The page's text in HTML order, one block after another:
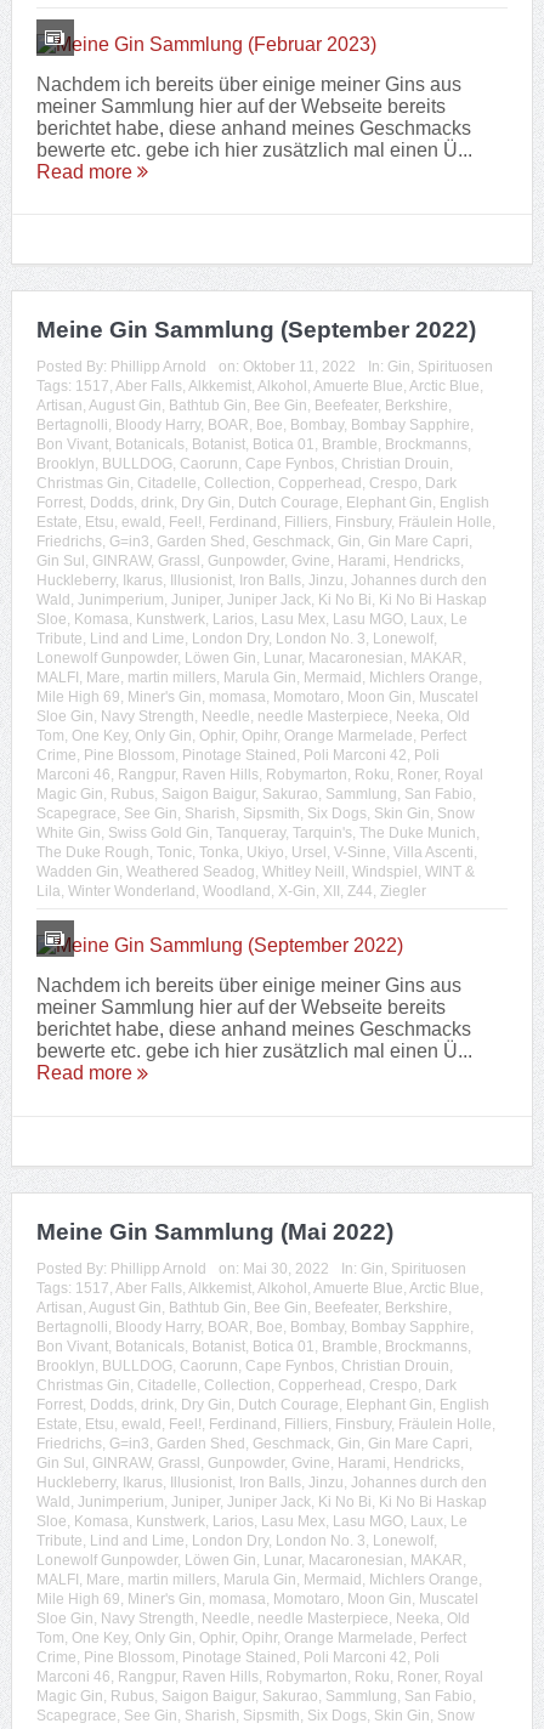
Nachdem ich bereits über einige meiner Gins aus
meiner Sammlung hier auf der Webseite bereits
berichtet habe, diese anhand meines Geschmacks
bewerte etc. gebe ich hier zusätzlich mal einen Ü...
Read more
Meine Gin Sammlung (September 2022)
Posted By: Phillipp Arnold on: Oktober 11, 2022 In: Gin, Spirituosen
Tags: 1517, Aber Falls, Alkkemist, Alkohol , Amuerte Blue, Arctic Blue,
Artisan, August Gin, Bathtub Gin, Bee Gin, Beefeater, Berkshire,
Bertagnolli, Bloody Harry, BOAR, Boe, Bombay, Bombay Sapphire,
Bon Vivant, Botanicals, Botanist, Botica 01, Bramble, Brockmanns,
Brooklyn, BULLDOG, Caorunn, Cape Fynbos, Christian Drouin,
Christmas Gin, Citadelle, Collection, Copperhead , Crespo, Dark
Forrest, Dodds, drink, Dry Gin, Dutch Courage, Elephant Gin, English
Estate, Etsu, ewald , Feel!, Ferdinand , Filliers, Finsbury, Fräulein Holle,
Friedrichs, G=in3, Garden Shed , Geschmack, Gin, Gin Mare Capri,
Gin Sul , GINRAW, Grassl , Gunpowder, Gvine, Harami, Hendricks,
Huckleberry, Ikarus, Illusionist, Iron Balls, Jinzu, Johannes durch den
Wald , Junimperium, Juniper, Juniper Jack, Ki No Bi, Ki No Bi Haskap
Sloe, Komasa, Kunstwerk, Larios, Lasu Mex, Lasu MGO, Laux, Le
Tribute, Lind and Lime, London Dry, London No. 3, Lonewolf,
Lonewolf Gunpowder, Löwen Gin, Lunar, Macaronesian, MAKAR,
MALFI , Mare, martin millers, Marula Gin, Mermaid , Michlers Orange,
Mile High 69, Miner's Gin, momasa, Momotaro, Moon Gin, Muscatel
Sloe Gin, Navy Strength, Needle, needle Masterpiece, Neeka, Old
Tom, One Key, Only Gin, Ophir, Opihr, Orange Marmelade, Perfect
Crime, Pine Blossom, Pinotage Stained , Poli Marconi 42, Poli
Marconi 46, Rangpur, Raven Hills, Robymarton, Roku, Roner, Royal
Magic Gin, Rubus, Saigon Baigur, Sakurao, Sammlung, San Fabio,
Scapegrace, See Gin, Sharish, Sipsmith, Six Dogs, Skin Gin, Snow
White Gin, Swiss Gold Gin, Tanqueray, Tarquin's, The Duke Munich,
The Duke Rough, Tonic, Tonka, Ukiyo, Ursel , V-Sinne, Villa Ascenti,
Wadden Gin, Weathered Seadog, Whitley Neill , Windspiel , WINT &
Lila, Winter Wonderland , Woodland , X-Gin, XII , Z44, Ziegler
Nachdem ich bereits über einige meiner Gins aus
meiner Sammlung hier auf der Webseite bereits
berichtet habe, diese anhand meines Geschmacks
bewerte etc. gebe ich hier zusätzlich mal einen Ü...
Read more
Meine Gin Sammlung (Mai 2022)
Posted By: Phillipp Arnold on: Mai 30, 2022 In: Gin, Spirituosen
Tags: 1517, Aber Falls, Alkkemist, Alkohol , Amuerte Blue, Arctic Blue,
Artisan, August Gin, Bathtub Gin, Bee Gin, Beefeater, Berkshire,
Bertagnolli, Bloody Harry, BOAR, Boe, Bombay, Bombay Sapphire,
Bon Vivant, Botanicals, Botanist, Botica 01, Bramble, Brockmanns,
Brooklyn, BULLDOG, Caorunn, Cape Fynbos, Christian Drouin,
Christmas Gin, Citadelle, Collection, Copperhead , Crespo, Dark
Forrest, Dodds, drink, Dry Gin, Dutch Courage, Elephant Gin, English
Estate, Etsu, ewald , Feel!, Ferdinand , Filliers, Finsbury, Fräulein Holle,
Friedrichs, G=in3, Garden Shed , Geschmack, Gin, Gin Mare Capri,
Gin Sul , GINRAW, Grassl , Gunpowder, Gvine, Harami, Hendricks,
Huckleberry, Ikarus, Illusionist, Iron Balls, Jinzu, Johannes durch den
Wald , Junimperium, Juniper, Juniper Jack, Ki No Bi, Ki No Bi Haskap
Sloe, Komasa, Kunstwerk, Larios, Lasu Mex, Lasu MGO, Laux, Le
Tribute, Lind and Lime, London Dry, London No. 3, Lonewolf,
Lonewolf Gunpowder, Löwen Gin, Lunar, Macaronesian, MAKAR,
MALFI , Mare, martin millers, Marula Gin, Mermaid , Michlers Orange,
Mile High 69, Miner's Gin, momasa, Momotaro, Moon Gin, Muscatel
Sloe Gin, Navy Strength, Needle, needle Masterpiece, Neeka, Old
Tom, One Key, Only Gin, Ophir, Opihr, Orange Marmelade, Perfect
Crime, Pine Blossom, Pinotage Stained , Poli Marconi 42, Poli
Marconi 46, Rangpur, Raven Hills, Robymarton, Roku, Roner, Royal
Magic Gin, Rubus, Saigon Baigur, Sakurao, Sammlung, San Fabio,
Scapegrace, See Gin, Sharish, Sipsmith, Six Dogs, Skin Gin, Snow